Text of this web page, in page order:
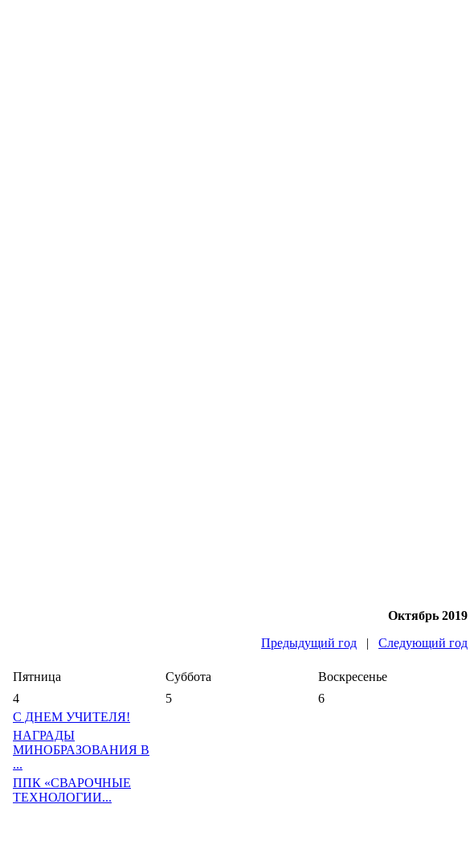
Октябрь 2019
Предыдущий год | Следующий год
Пятница Суббота
Воскресенье
4
С ДНЕМ УЧИТЕЛЯ!
НАГРАДЫ
МИНОБРАЗОВАНИЯ В
...
ППК «СВАРОЧНЫЕ
ТЕХНОЛОГИИ...
5 6